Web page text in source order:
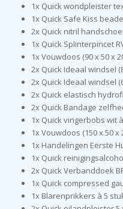
1x Quick wondpleister
1x Quick Safe Kiss
2x Quick nitril
1x Quick Splinterpincet
1x Vouwdoos (90 x 50 x
2x Quick Ideaal windsel
2x Quick Ideaal windsel
2x Quick elastisch
2x Quick Bandage
1x Quick vingerbobs wit
1x Vouwdoos (150 x 50 x
1x Handelingen Eerste
1x Quick
2x Quick Verbanddoek
1x Quick compressed
1x Blarenprikkers à 5